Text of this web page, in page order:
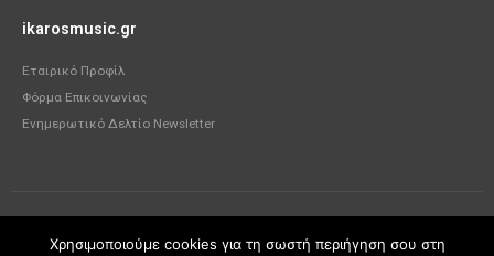
ikarosmusic.gr
Εταιρικό Προφίλ
Φόρμα Επικοινωνίας
Ενημερωτικό Δελτίο Newsletter
Χρησιμοποιούμε cookies για τη σωστή περιήγηση σου στη